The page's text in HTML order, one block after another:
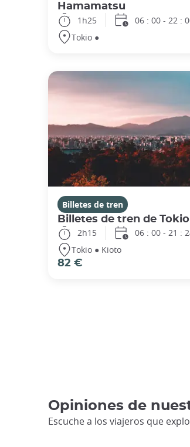
Hamamatsu
1h25
06 : 00 - 22 :
Tokio ●
Billetes de tren
Billetes de tren de
2h15
06 : 00 - 21 :
Tokio ● Kioto
82 €
Opiniones de
Escuche a los viajeros que